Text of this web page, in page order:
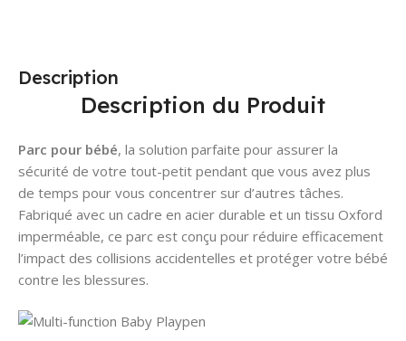
Description
Description du Produit
Parc pour bébé, la solution parfaite pour assurer la
sécurité de votre tout-petit pendant que vous avez plus
de temps pour vous concentrer sur d’autres tâches.
Fabriqué avec un cadre en acier durable et un tissu Oxford
imperméable, ce parc est conçu pour réduire efficacement
l’impact des collisions accidentelles et protéger votre bébé
contre les blessures.